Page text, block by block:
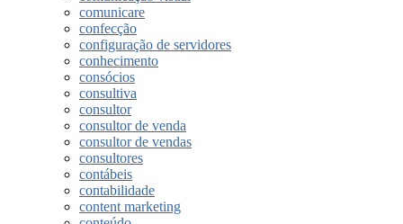
comunicare
confecção
configuração de servidores
conhecimento
consócios
consultiva
consultor
consultor de venda
consultor de vendas
consultores
contábeis
contabilidade
content marketing